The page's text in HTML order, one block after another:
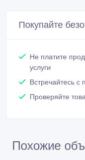
Покупайте
Не платите
услуги
Встречайтесь с
Проверяйте
Похожие